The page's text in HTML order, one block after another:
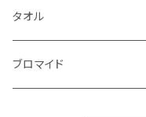
タオル
マフラータオル
ブロマイド